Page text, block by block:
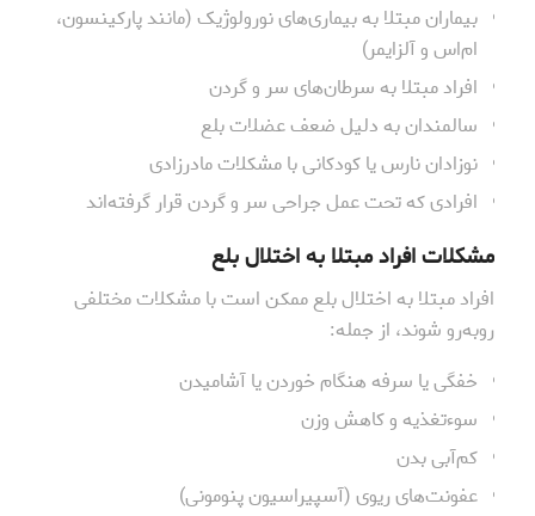
بیماران مبتلا به بیماری‌های نورولوژیک (مانند پارکینسون،
ام‌اس و آلزایمر)
افراد مبتلا به سرطان‌های سر و گردن
سالمندان به دلیل ضعف عضلات بلع
نوزادان نارس یا کودکانی با مشکلات مادرزادی
افرادی که تحت عمل جراحی سر و گردن قرار گرفته‌اند
مشکلات افراد مبتلا به اختلال بلع
افراد مبتلا به اختلال بلع ممکن است با مشکلات مختلفی
روبه‌رو شوند، از جمله:
خفگی یا سرفه هنگام خوردن یا آشامیدن
سوءتغذیه و کاهش وزن
کم‌آبی بدن
عفونت‌های ریوی (آسپیراسیون پنومونی)